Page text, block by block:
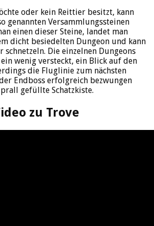
oder kein Reittier besitzt, kann
genannten Versammlungssteinen
einen dieser Steine, landet man
dicht besiedelten Dungeon und kann
schnetzeln. Die einzelnen Dungeons
wenig versteckt, ein Blick auf den
die Fluglinie zum nächsten
Endboss erfolgreich bezwungen
gefüllte Schatzkiste.
zu Trove